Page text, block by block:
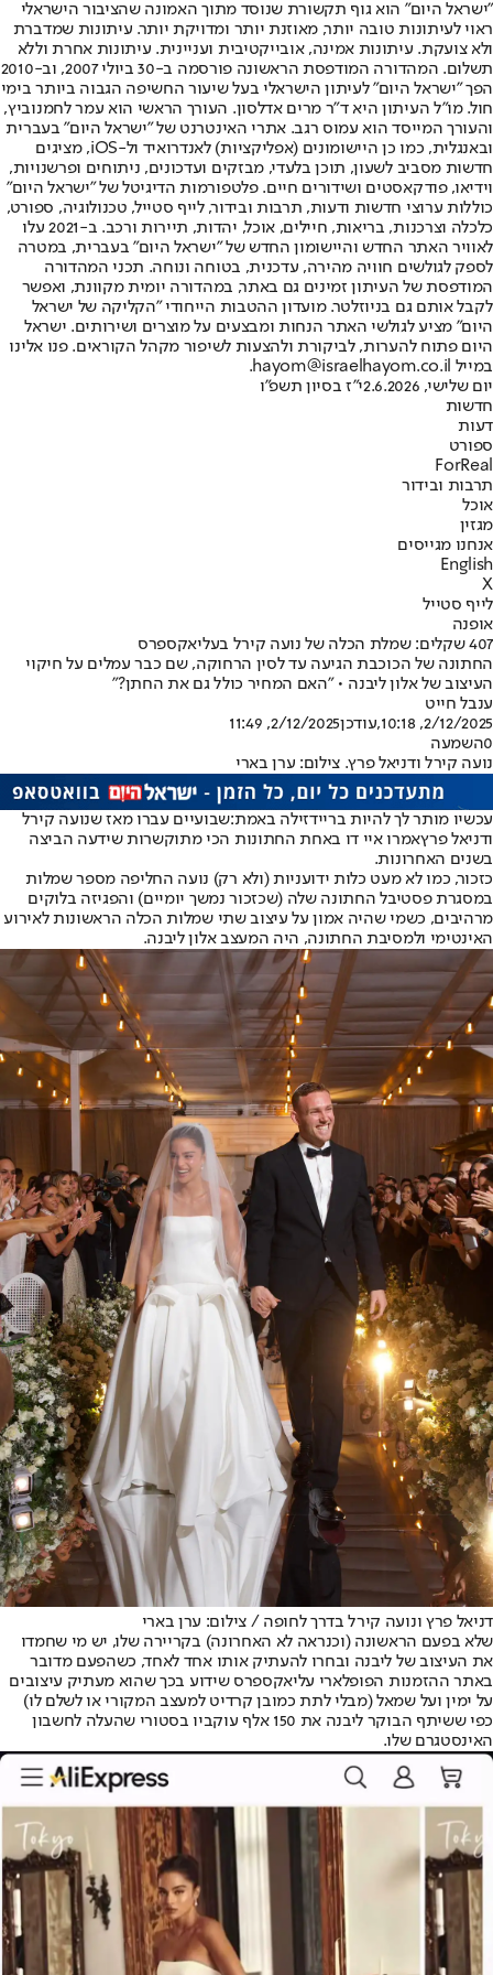
"ישראל היום" הוא גוף תקשורת שנוסד מתוך האמונה שהציבור הישראלי
ראוי לעיתונות טובה יותר, מאוזנת יותר ומדויקת יותר. עיתונות שמדברת
ולא צועקת. עיתונות אמינה, אובייקטיבית ועניינית. עיתונות אחרת וללא
תשלום. המהדורה המודפסת הראשונה פורסמה ב-30 ביולי 2007, וב-2010
הפך "ישראל היום" לעיתון הישראלי בעל שיעור החשיפה הגבוה ביותר בימי
חול. מו"ל העיתון היא ד"ר מרים אדלסון. העורך הראשי הוא עמר לחמנוביץ,
והעורך המייסד הוא עמוס רגב. אתרי האינטרנט של "ישראל היום" בעברית
ובאנגלית, כמו כן היישומונים (אפליקציות) לאנדרואיד ול-iOS, מציגים
חדשות מסביב לשעון, תוכן בלעדי, מבזקים ועדכונים, ניתוחים ופרשנויות,
וידיאו, פודקאסטים ושידורים חיים. פלטפורמות הדיגיטל של "ישראל היום"
כוללות ערוצי חדשות ודעות, תרבות ובידור, לייף סטייל, טכנולוגיה, ספורט,
כלכלה וצרכנות, בריאות, חיילים, אוכל, יהדות, תיירות ורכב. ב-2021 עלו
לאוויר האתר החדש והיישומון החדש של "ישראל היום" בעברית, במטרה
לספק לגולשים חוויה מהירה, עדכנית, בטוחה ונוחה. תכני המהדורה
המודפסת של העיתון זמינים גם באתר, במהדורה יומית מקוונת, ואפשר
לקבל אותם גם בניוזלטר. מועדון ההטבות הייחודי "הקליקה של ישראל
היום" מציע לגולשי האתר הנחות ומבצעים על מוצרים ושירותים. ישראל
היום פתוח להערות, לביקורת ולהצעות לשיפור מקהל הקוראים. פנו אלינו
במייל hayom@israelhayom.co.il.
יום שלישי, 2.6.2026
י"ז בסיון תשפ"ו
חדשות
דעות
ספורט
ForReal
תרבות ובידור
אוכל
מגזין
אנחנו מגייסים
English
X
לייף סטייל
אופנה
407 שקלים: שמלת הכלה של נועה קירל בעליאקספרס
החתונה של הכוכבת הגיעה עד לסין הרחוקה, שם כבר עמלים על חיקוי
העיצוב של אלון ליבנה • "האם המחיר כולל גם את החתן?"
ענבל חייט
2/12/2025, 10:18
,עודכן2/12/2025, 11:49
0השמעה
נועה קירל ודניאל פרץ. צילום: ערן בארי
עכשיו מותר לך להיות בריידזילה באמת:שבועיים עברו מאז שנועה קירל
ודניאל פרץאמרו איי דו באחת החתונות הכי מתוקשרות שידעה הביצה
בשנים האחרונות.
כזכור, כמו לא מעט כלות ידועניות (ולא רק) נועה החליפה מספר שמלות
במסגרת פסטיבל החתונה שלה (שכזכור נמשך יומיים) והפגיזה בלוקים
מרהיבים, כשמי שהיה אמון על עיצוב שתי שמלות הכלה הראשונות לאירוע
האינטימי ולמסיבת החתונה, היה המעצב אלון ליבנה.
דניאל פרץ ונועה קירל בדרך לחופה / צילום: ערן בארי
שלא בפעם הראשונה (וכנראה לא האחרונה) בקריירה שלו, יש מי שחמדו
את העיצוב של ליבנה ובחרו להעתיק אותו אחד לאחד, כשהפעם מדובר
באתר ההזמנות הפופלארי עליאקספרס שידוע בכך שהוא מעתיק עיצובים
על ימין ועל שמאל (מבלי לתת כמובן קרדיט למעצב המקורי או לשלם לו)
כפי ששיתף הבוקר ליבנה את 150 אלף עוקביו בסטורי שהעלה לחשבון
האינסטגרם שלו.